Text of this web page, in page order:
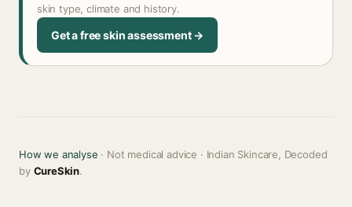
skin type, climate and history.
Get a free skin assessment →
How we analyse · Not medical advice · Indian Skincare, Decoded
by CureSkin.